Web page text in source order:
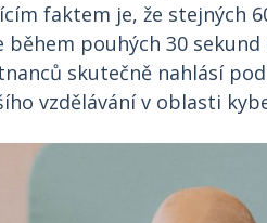
faktem je, že stejných
během pouhých 30
skutečně nahlásí
vzdělávání v oblasti